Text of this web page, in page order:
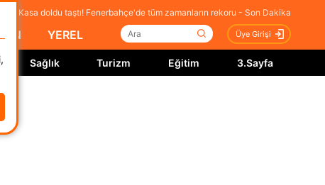
Kasa doldu taştı! Fenerbahçe'de tüm zamanların rekoru - Son Dakika
YEREL Üye Girişi
Sağlık Turizm Eğitim 3.Sayfa